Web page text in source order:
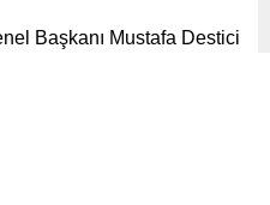
Başkanı Mustafa Destici